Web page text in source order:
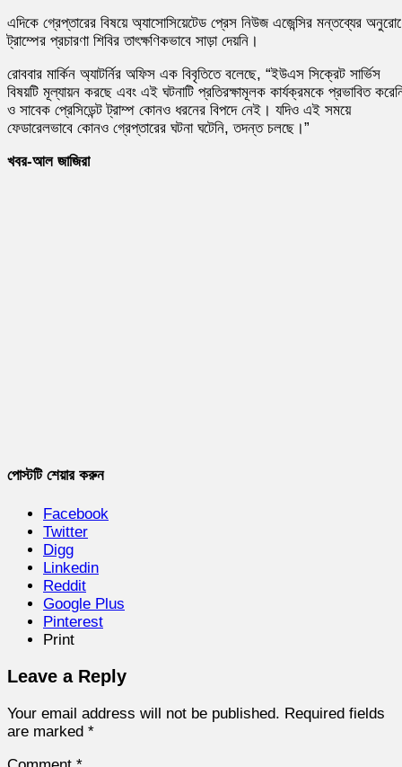
এদিকে গ্রেপ্তারের বিষয়ে অ্যাসোসিয়েটেড প্রেস নিউজ এজেন্সির মন্তব্যের
ট্রাম্পের প্রচারণা শিবির তাৎক্ষণিকভাবে সাড়া দেয়নি।
রোববার মার্কিন অ্যাটর্নির অফিস এক বিবৃতিতে বলেছে, “ইউএস সিক্রেট সার্ভিস
বিষয়টি মূল্যায়ন করছে এবং এই ঘটনাটি প্রতিরক্ষামূলক কার্যক্রমকে প্রভাবিত
ও সাবেক প্রেসিডেন্ট ট্রাম্প কোনও ধরনের বিপদে নেই। যদিও এই সময়ে
ফেডারেলভাবে কোনও গ্রেপ্তারের ঘটনা ঘটেনি, তদন্ত চলছে।”
খবর-আল জাজিরা
পোস্টটি শেয়ার করুন
Facebook
Twitter
Digg
Linkedin
Reddit
Google Plus
Pinterest
Print
Leave a Reply
Your email address will not be published. Required fields
are marked *